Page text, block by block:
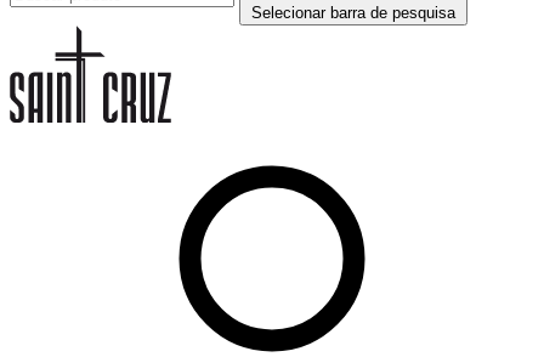
Selecionar barra de pesquisa